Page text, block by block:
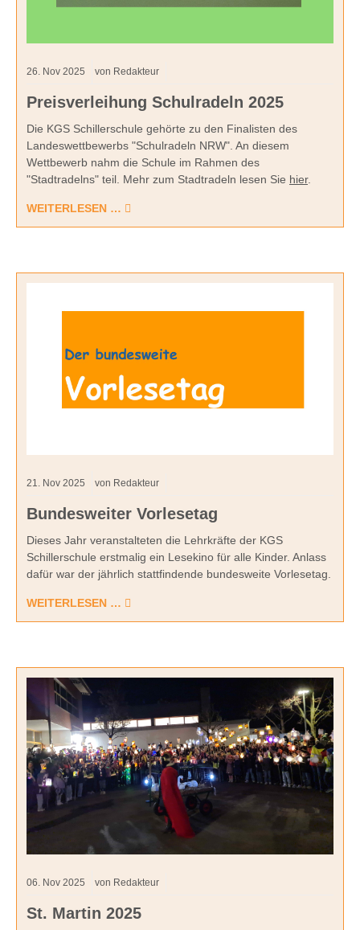
26. Nov 2025 von Redakteur
Preisverleihung Schulradeln 2025
Die KGS Schillerschule gehörte zu den Finalisten des
Landeswettbewerbs "Schulradeln NRW". An diesem
Wettbewerb nahm die Schule im Rahmen des
"Stadtradelns" teil. Mehr zum Stadtradeln lesen Sie hier.
WEITERLESEN …
21. Nov 2025 von Redakteur
Bundesweiter Vorlesetag
Dieses Jahr veranstalteten die Lehrkräfte der KGS
Schillerschule erstmalig ein Lesekino für alle Kinder. Anlass
dafür war der jährlich stattfindende bundesweite Vorlesetag.
WEITERLESEN …
06. Nov 2025 von Redakteur
St. Martin 2025